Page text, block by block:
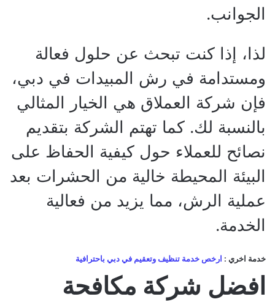
الجوانب.
لذا، إذا كنت تبحث عن حلول فعالة
ومستدامة في رش المبيدات في دبي،
فإن شركة العملاق هي الخيار المثالي
بالنسبة لك. كما تهتم الشركة بتقديم
نصائح للعملاء حول كيفية الحفاظ على
البيئة المحيطة خالية من الحشرات بعد
عملية الرش، مما يزيد من فعالية
الخدمة.
خدمة اخري : ارخص خدمة تنظيف وتعقيم في دبي باحترافية
افضل شركة مكافحة